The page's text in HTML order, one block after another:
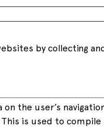
by collecting
the user’s
is used to